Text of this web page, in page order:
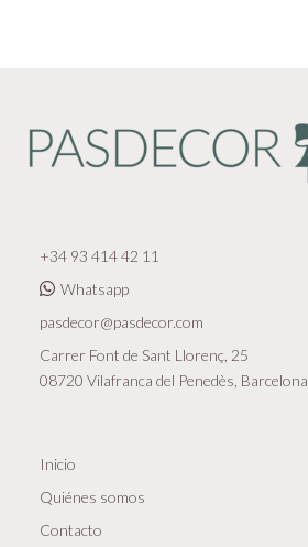
+34 93 414 42 11
Whatsapp
pasdecor@pasdecor.com
Carrer Font de Sant Llorenç, 25
08720 Vilafranca del Penedès, Barcelona
Inicio
Quiénes somos
Contacto